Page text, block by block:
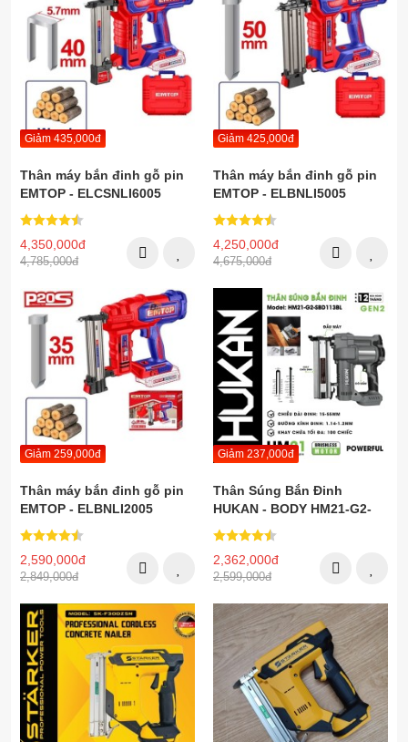
Giảm 435,000đ
Thân máy bắn đinh gỗ pin
EMTOP - ELCSNLI6005
4,350,000đ
4,785,000đ
Giảm 425,000đ
Thân máy bắn đinh gỗ pin
EMTOP - ELBNLI5005
4,250,000đ
4,675,000đ
Giảm 259,000đ
Thân máy bắn đinh gỗ pin
EMTOP - ELBNLI2005
2,590,000đ
2,849,000đ
Giảm 237,000đ
Thân Súng Bắn Đinh
HUKAN - BODY HM21-G2-
SBD113BL
2,362,000đ
2,599,000đ